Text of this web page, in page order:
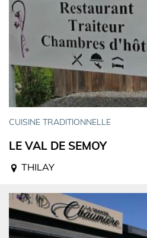
CUISINE TRADITIONNELLE
LE VAL DE SEMOY
THILAY